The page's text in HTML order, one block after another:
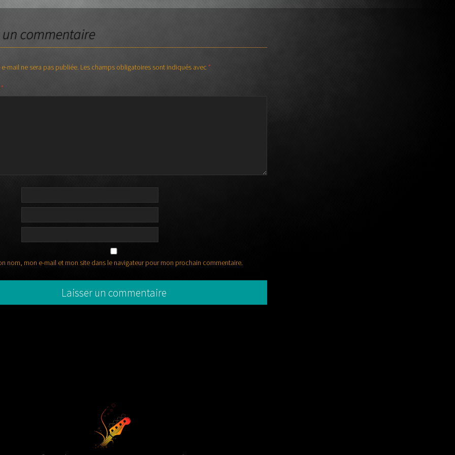
Orange
JAYDEE
MUSICMAN
Rickenbacker
SADOWSKY
Stick CHAPMAN
un commentaire
mail ne sera pas publiée. Les champs obligatoires sont indiqués avec*
*
nom, mon e-mail et mon site dans le navigateur pour mon prochain commentaire.